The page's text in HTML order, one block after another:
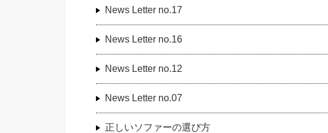
News Letter no.17
News Letter no.16
News Letter no.12
News Letter no.07
正しいソファーの選び方